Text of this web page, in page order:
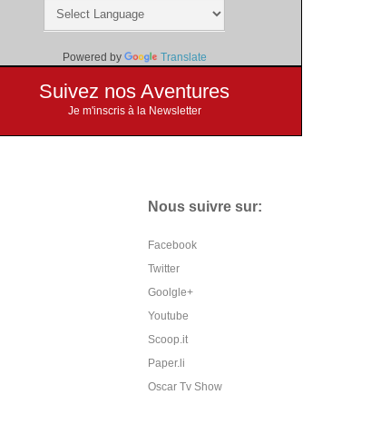
Powered by Translate
Suivez nos Aventures
Je m'inscris à la Newsletter
Nous suivre sur:
Facebook
Twitter
Goolgle+
Youtube
Scoop.it
Paper.li
Oscar Tv Show